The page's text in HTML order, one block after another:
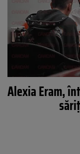
Alexia Eram,